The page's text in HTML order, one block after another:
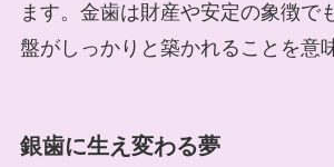
ます。金歯は財産や安定の象徴で
盤がしっかりと築かれることを意
銀歯に生え変わる夢